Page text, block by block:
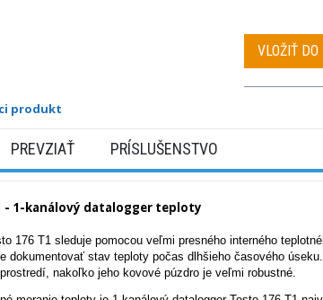
VLOŽIŤ DO
produkt
PREVZIAŤ PRÍSLUŠENSTVO
- 1-kanálový datalogger teploty
176 T1 sleduje pomocou veľmi presného interného
dokumentovať stav teploty počas dlhšieho časového
nakoľko jeho kovové púzdro je veľmi robustné.